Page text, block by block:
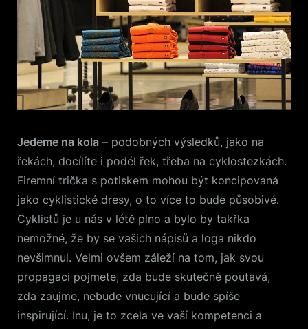
Jedeme na kola – podobných výsledků, jako na
řekách, docílíte i podél řek, třeba na cyklostezkách.
Firemní trička s potiskem mohou být koncipovaná
jako cyklistické dresy, o to více to bude působivé.
Cyklistů je u nás v létě plno a bylo by takřka
nemožné, že by se vašich nápisů a loga nikdo
nevšimnul. Velmi ovšem záleží na tom, jak svou
propagaci pojmete, zda bude skutečně poutavá,
zda zaujme, nebude vnucující a bude spíše
inspirující. Inu, je to zcela ve vaší kompetenci a